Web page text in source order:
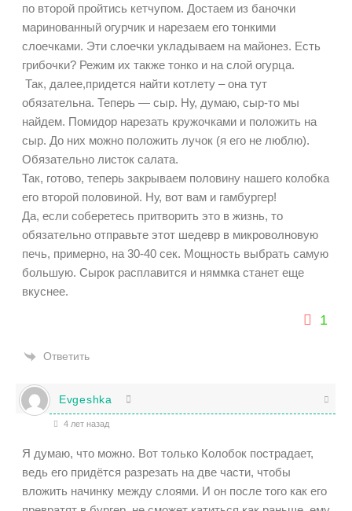
по второй пройтись кетчупом. Достаем из баночки
маринованный огурчик и нарезаем его тонкими
слоечками. Эти слоечки укладываем на майонез. Есть
грибочки? Режим их также тонко и на слой огурца.
Так, далее,придется найти котлету – она тут
обязательна. Теперь — сыр. Ну, думаю, сыр-то мы
найдем. Помидор нарезать кружочками и положить на
сыр. До них можно положить лучок (я его не люблю).
Обязательно листок салата.
Так, готово, теперь закрываем половину нашего колобка
его второй половиной. Ну, вот вам и гамбургер!
Да, если соберетесь притворить это в жизнь, то
обязательно отправьте этот шедевр в микроволновую
печь, примерно, на 30-40 сек. Мощность выбрать самую
большую. Сырок расплавится и няммка станет еще
вкуснее.
1
Ответить
Evgeshka
4 лет назад
Я думаю, что можно. Вот только Колобок пострадает,
ведь его придётся разрезать на две части, чтобы
вложить начинку между слоями. И он после того как его